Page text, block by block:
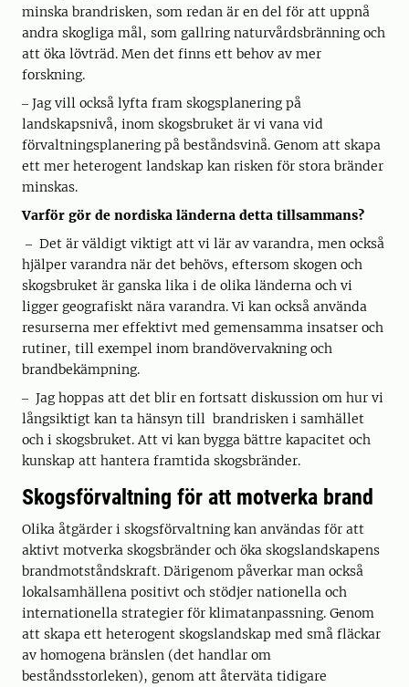
minska brandrisken, som redan är en del för att uppnå
andra skogliga mål, som gallring naturvårdsbränning och
att öka lövträd. Men det finns ett behov av mer
forskning.
‒ Jag vill också lyfta fram skogsplanering på
landskapsnivå, inom skogsbruket är vi vana vid
förvaltningsplanering på beståndsvinå. Genom att skapa
ett mer heterogent landskap kan risken för stora bränder
minskas.
Varför gör de nordiska länderna detta tillsammans?
‒ Det är väldigt viktigt att vi lär av varandra, men också
hjälper varandra när det behövs, eftersom skogen och
skogsbruket är ganska lika i de olika länderna och vi
ligger geografiskt nära varandra. Vi kan också använda
resurserna mer effektivt med gemensamma insatser och
rutiner, till exempel inom brandövervakning och
brandbekämpning.
‒ Jag hoppas att det blir en fortsatt diskussion om hur vi
långsiktigt kan ta hänsyn till brandrisken i samhället
och i skogsbruket. Att vi kan bygga bättre kapacitet och
kunskap att hantera framtida skogsbränder.
Skogsförvaltning för att motverka brand
Olika åtgärder i skogsförvaltning kan användas för att
aktivt motverka skogsbränder och öka skogslandskapens
brandmotståndskraft. Därigenom påverkar man också
lokalsamhällena positivt och stödjer nationella och
internationella strategier för klimatanpassning. Genom
att skapa ett heterogent skogslandskap med små fläckar
av homogena bränslen (det handlar om
beståndsstorleken), genom att återväta tidigare